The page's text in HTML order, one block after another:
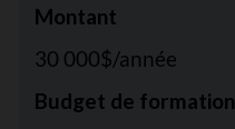
Montant
30 000$/année
Budget de formation